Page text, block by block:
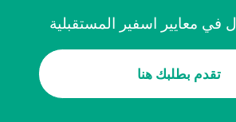
في معايير اسفير المستقبلية
تقدم بطلبك هنا